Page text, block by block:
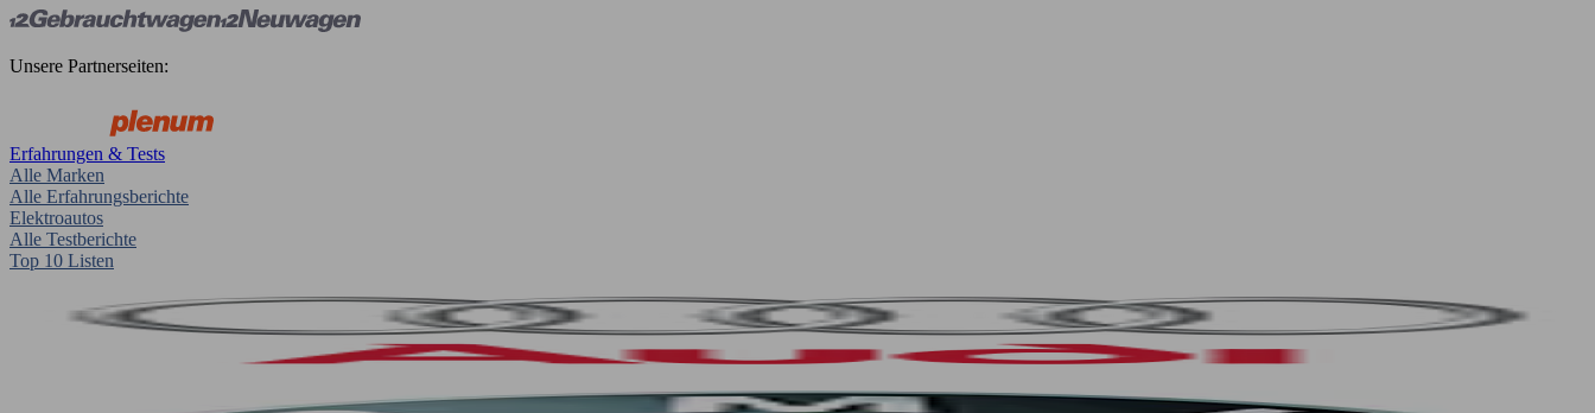
Unsere Partnerseiten:
Erfahrungen & Tests
Alle Marken
Alle Erfahrungsberichte
Elektroautos
Alle Testberichte
Top 10 Listen